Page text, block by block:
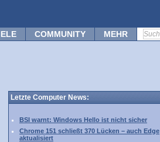
COMMUNITY MEHR
Letzte Computer News:
BSI warnt: Windows Hello ist nicht sicher
Chrome 151 schließt 370 Lücken – auch Edge
aktualisiert